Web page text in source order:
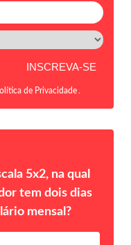
de Privacidade
5x2, na qual
tem dois dias
mensal?